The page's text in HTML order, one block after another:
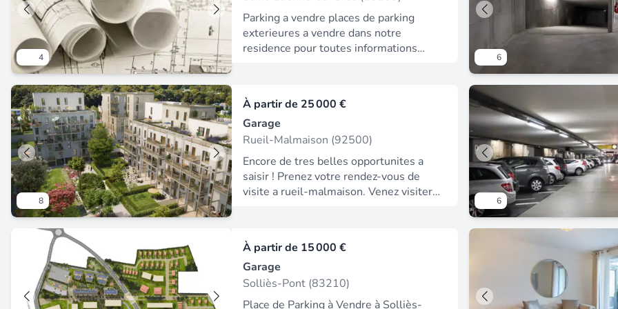
.
4
Parking a vendre places de parking
exterieures a vendre dans notre
residence pour toutes informations
auxquels ce bien est exposé sont
disponibles sur le site géorisques : .
6
8
À partir de 25 000 €
Garage
Rueil-Malmaison (92500)
Encore de tres belles opportunites a
saisir ! Prenez votre rendez-vous de
visite a rueil-malmaison. Venez visiter
Disponibilités immédiates au pied de la
foret domaniale de rueil-malmaison et
son celebre etang de saint-cucufa, des
appartements neufs d'exception, aux
magnifiques espaces extérieurs donnant
6
À partir de 15 000 €
Garage
Solliès-Pont (83210)
Place de Parking à Vendre à Solliès-